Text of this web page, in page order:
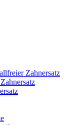
Zahnersatz